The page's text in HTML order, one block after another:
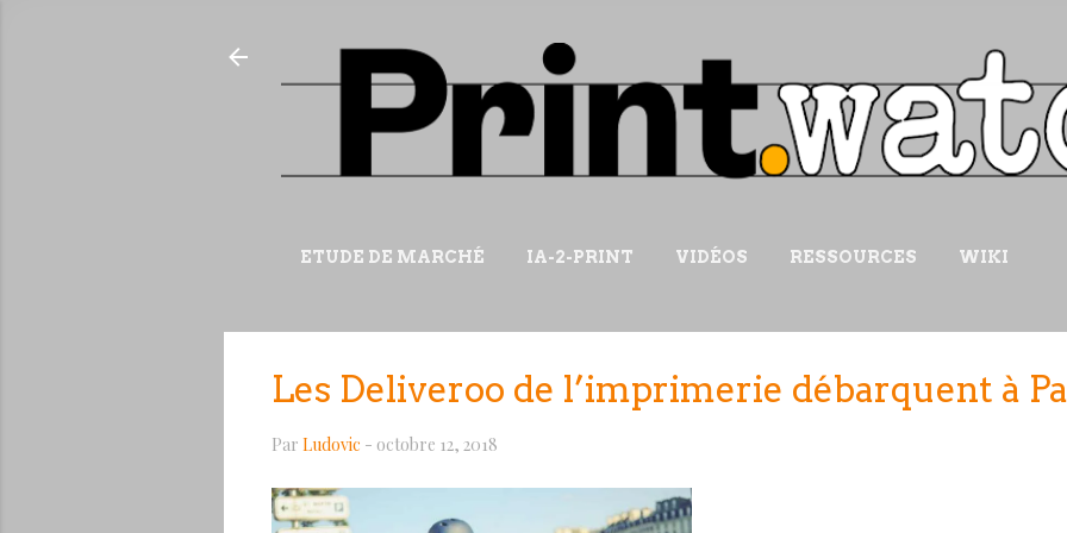
ETUDE DE MARCHÉ IA-2-PRINT VIDÉOS RESSOURCES WIKI
Les Deliveroo de l’imprimerie débarquent à
Par Ludovic - octobre 12, 2018